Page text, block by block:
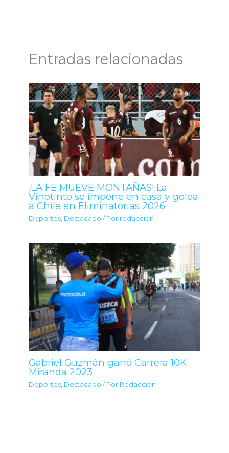
Entradas relacionadas
¡LA FE MUEVE MONTAÑAS! La
Vinotinto se impone en casa y golea
a Chile en Eliminatorias 2026
Deportes Destacado / Por redaccion
Gabriel Guzmán ganó Carrera 10K
Miranda 2023
Deportes Destacado / Por Redaccion